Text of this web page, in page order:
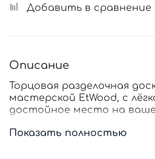
Добавить в сравнение
Описание
Торцовая разделочная
мастерской EtWood, с
достойное место на
не
превосходя его по
Показать полностью